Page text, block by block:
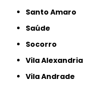
Santo Amaro
Saúde
Socorro
Vila Alexandria
Vila Andrade